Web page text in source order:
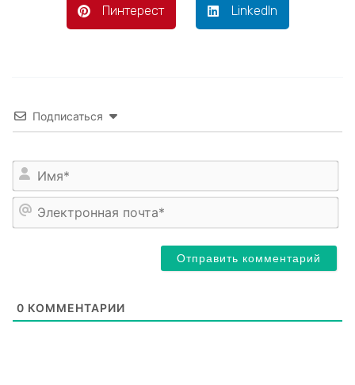
Пинтерест LinkedIn
Подписаться
0 КОММЕНТАРИИ